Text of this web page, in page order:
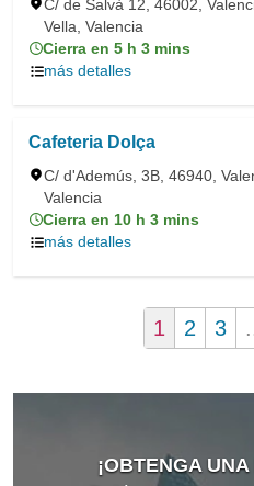
C/ de Salvà 12, 46002,
Vella, Valencia
Cierra en 5 h 3 mins
más detalles
Cafeteria Dolça
C/ d'Ademús, 3B, 46940,
Valencia
Cierra en 10 h 3 mins
más detalles
1 2 3
¡OBTENGA